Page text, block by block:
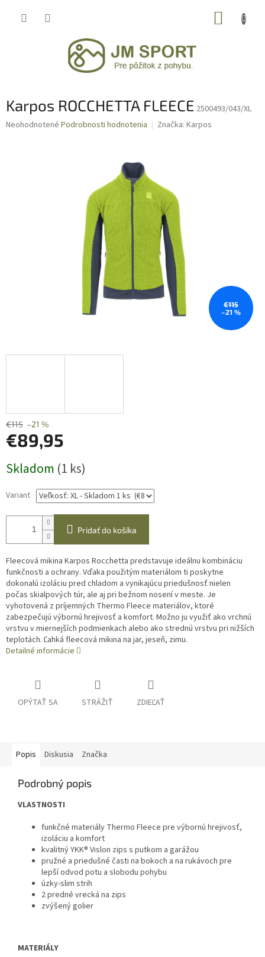
Karpos ROCCHETTA FLEECE 2500493/043/XL
Priemerné
Neohodnotené Podrobnosti hodnotenia Značka: Karpos
€115
–21 %
€115 –21 %
€89,95
cena:
Skladom (1 ks)
Variant
Pridať do košíka
Fleecová mikina Karpos Rocchetta predstavuje ideálnu kombináciu
funkčnosti a ochrany. Vďaka použitým materiálom ti poskytne
dokonalú izoláciu pred chladom a vynikajúcu priedušnosť nielen
počas skialpových túr, ale aj pri bežnom nosení v meste. Je
vyhotovená z príjemných Thermo Fleece materiálov, ktoré
zabezpečujú výbornú hrejivosť a komfort. Možno ju využiť ako vrchnú
vrstvu v miernejších podmienkach alebo ako strednú vrstvu pri nižších
teplotách. Ľahká fleecová mikina na jar, jeseň, zimu.
Detailné informácie
OPÝTAŤ SA STRÁŽIŤ ZDIEĽAŤ
Popis Diskusia Značka
Podrobný popis
VLASTNOSTI
funkčné materiály Thermo Fleece pre výbornú hrejivosť,
izoláciu a komfort
kvalitný YKK® Vislon zips s putkom a garážou
pružné a priedušné časti na bokoch a na rukávoch pre
lepší odvod potu a slobodu pohybu
úzky-slim strih
2 predné vrecká na zips
zvýšený golier
MATERIÁLY